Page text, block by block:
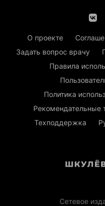
О проекте
Задать вопрос врачу
Правила
Политика
Рекомендательные
Техподдержка
Сетевое